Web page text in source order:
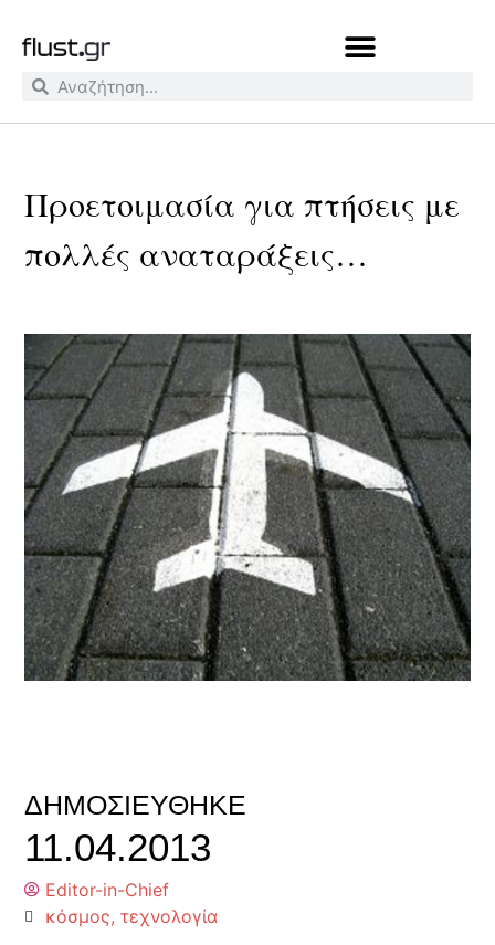
Προετοιμασία για πτήσεις με
πολλές αναταράξεις…
ΔΗΜΟΣΙΕΎΘΗΚΕ
11.04.2013
Editor-in-Chief
κόσμος,τεχνολογία